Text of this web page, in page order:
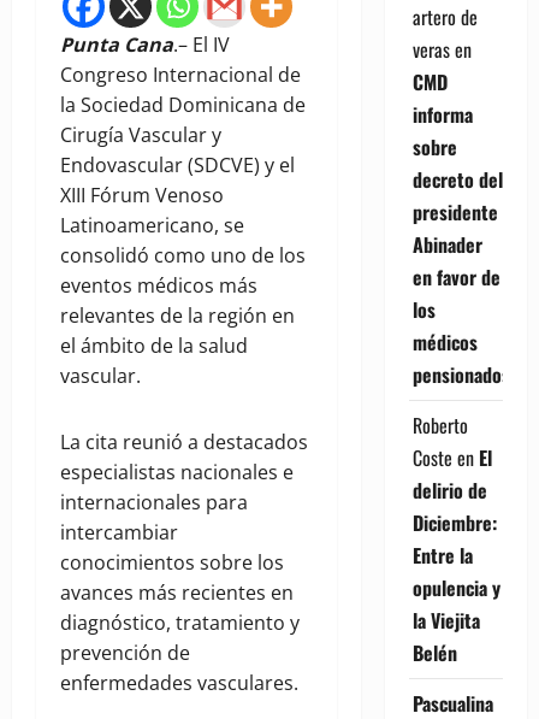
Punta Cana.– El IV
Congreso Internacional de
la Sociedad Dominicana de
Cirugía Vascular y
Endovascular (SDCVE) y el
XIII Fórum Venoso
Latinoamericano, se
consolidó como uno de los
eventos médicos más
relevantes de la región en
el ámbito de la salud
vascular.
La cita reunió a destacados
especialistas nacionales e
internacionales para
intercambiar
conocimientos sobre los
avances más recientes en
diagnóstico, tratamiento y
prevención de
enfermedades vasculares.
artero de
verasen
CMD
informa
sobre
decreto del
presidente
Abinader
en favor de
los
médicos
pensionados
Roberto
Coste en El
delirio de
Diciembre:
Entre la
opulencia y
la Viejita
Belén
Pascualina